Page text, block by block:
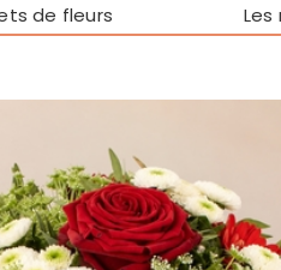
de fleurs Les